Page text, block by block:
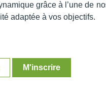
grâce à l’une de
adaptée à vos objectifs.
M'inscrire